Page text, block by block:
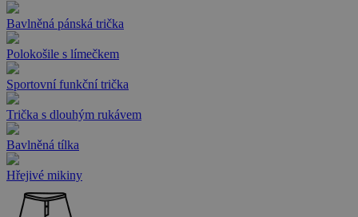
Bavlněná pánská trička
Polokošile s límečkem
Sportovní funkční trička
Trička s dlouhým rukávem
Bavlněná tílka
Hřejivé mikiny